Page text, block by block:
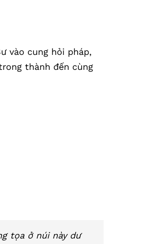
vào cung hỏi pháp,
thành đến cùng
tọa ở núi này dư